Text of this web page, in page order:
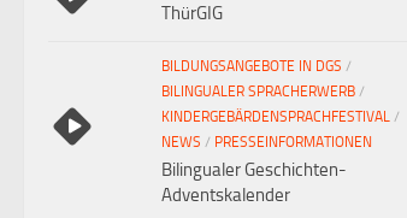
ThürGIG
BILDUNGSANGEBOTE IN DGS /
BILINGUALER SPRACHERWERB /
KINDERGEBÄRDENSPRACHFESTIVAL /
NEWS / PRESSEINFORMATIONEN
Bilingualer Geschichten-
Adventskalender